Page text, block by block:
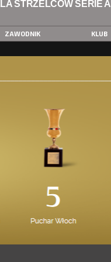
STRZELCÓW SERIE A
ZAWODNIK KLUB